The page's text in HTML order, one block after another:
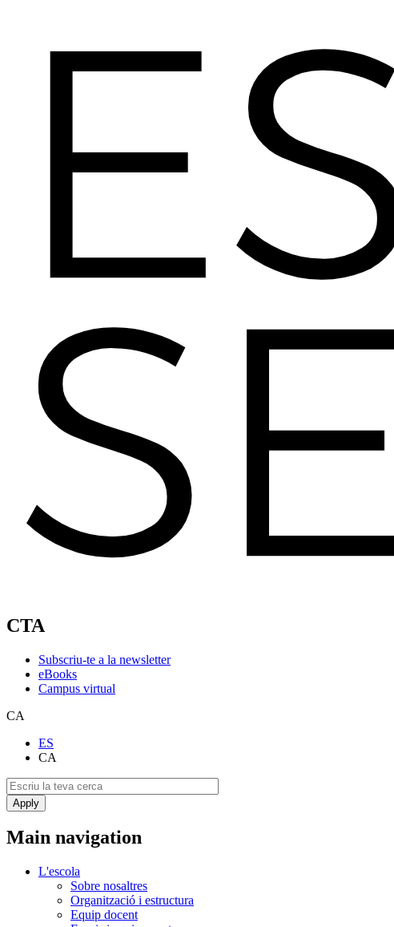
CTA
Subscriu-te a la newsletter
eBooks
Campus virtual
CA
ES
CA
Main navigation
L'escola
Sobre nosaltres
Organització i estructura
Equip docent